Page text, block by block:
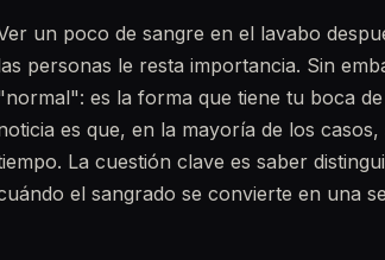
un poco de sangre en el lavabo
personas le resta importancia. Sin
es la forma que tiene tu boca
es que, en la mayoría de los
La cuestión clave es saber
el sangrado se convierte en una